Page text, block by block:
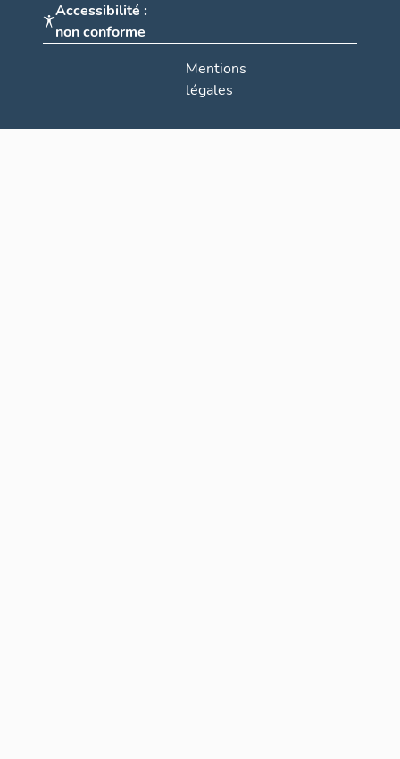
Accessibilité :
non conforme
Mentions
légales